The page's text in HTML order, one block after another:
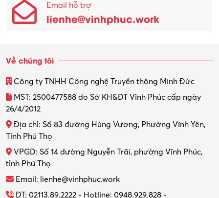
Email hỗ trợ
lienhe@vinhphuc.work
Về chúng tôi
Công ty TNHH Công nghệ Truyền thông Minh Đức
MST: 2500477588 do Sở KH&ĐT Vĩnh Phúc cấp ngày
26/4/2012
Địa chỉ: Số 83 đường Hùng Vương, Phường Vĩnh Yên,
Tỉnh Phú Thọ
VPGD: Số 14 đường Nguyễn Trãi, phường Vĩnh Phúc,
tỉnh Phú Thọ
Email: lienhe@vinhphuc.work
ĐT: 02113.89.2222 - Hotline: 0948.929.828 -